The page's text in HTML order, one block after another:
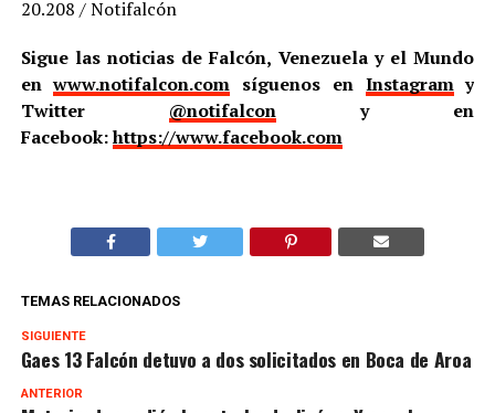
20.208 / Notifalcón
Sigue las noticias de Falcón, Venezuela y el Mundo
enwww.notifalcon.com síguenos en Instagramy
Twitter @notifalcony en
Facebook:https://www.facebook.com
TEMAS RELACIONADOS
SIGUIENTE
Gaes 13 Falcón detuvo a dos solicitados en Boca de Aroa
ANTERIOR